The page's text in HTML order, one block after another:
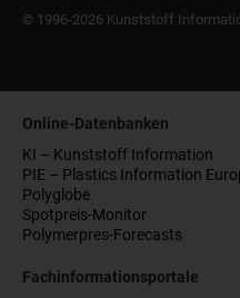
© 1996-2026 Kunststoff
Online-Datenbanken
KI – Kunststoff Information
PIE – Plastics Information
Polyglobe
Spotpreis-Monitor
Polymerpres-Forecasts
Fachinformationsportale